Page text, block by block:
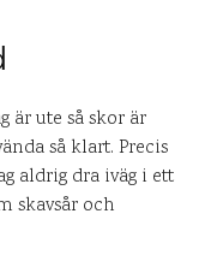
är ute så skor är
så klart. Precis
aldrig dra iväg i ett
skavsår och